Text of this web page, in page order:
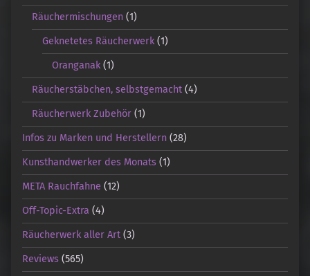
Räuchermischungen (1)
Geknetetes Räucherwerk(1)
Oranganak (1)
Räucherstäbchen, selbstgemacht (4)
Räucherwerk Zubehör (1)
Infos zu Marken und Herstellern (28)
Kunsthandwerker des Monats (1)
META Rauchfahne (12)
Off-Topic-Extra (4)
Räucherwerk aller Art (3)
Reviews (565)